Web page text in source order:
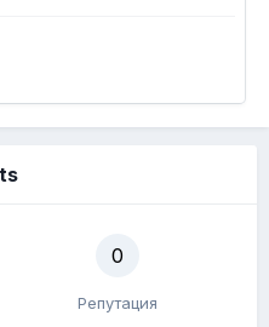
0
Репутация